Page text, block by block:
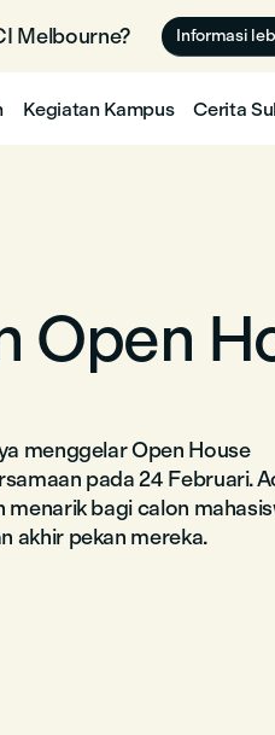
Melbourne? 🇦🇺 Informasi
Kegiatan Kampus Cerita
Open
menggelar Open House
pada 24 Februari.
menarik bagi calon
akhir pekan mereka.